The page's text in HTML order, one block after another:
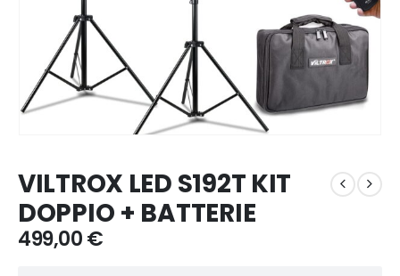
VILTROX LED S192T KIT
DOPPIO + BATTERIE
499,00€